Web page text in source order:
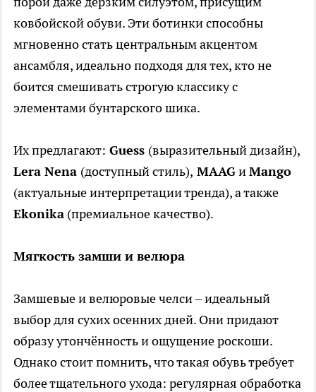
ковбойской обуви. Эти ботинки способны
мгновенно стать центральным акцентом
ансамбля, идеально подходя для тех, кто не
боится смешивать строгую классику с
элементами бунтарского шика.
Их предлагают: Guess (выразительный дизайн),
Lera Nena (доступный стиль), MAAGиMango
(актуальные интерпретации тренда), а также
Ekonika (премиальное качество).
Мягкость замши и велюра
Замшевые и велюровые челси – идеальный
выбор для сухих осенних дней. Они придают
образу утончённость и ощущение роскоши.
Однако стоит помнить, что такая обувь требует
более тщательного ухода: регулярная обработка